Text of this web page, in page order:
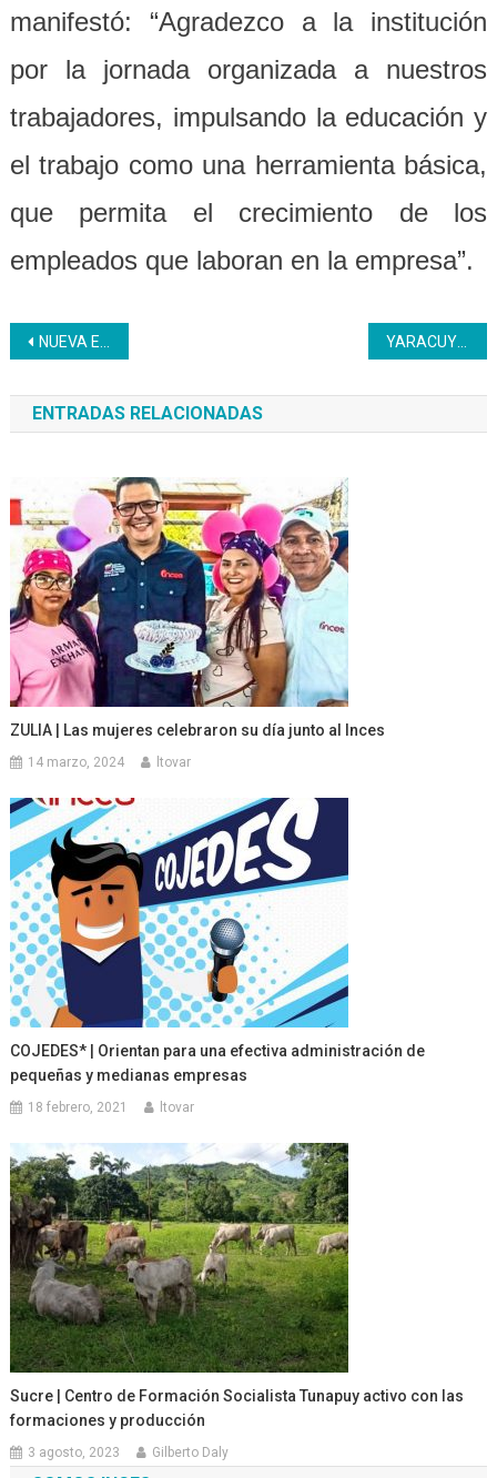
manifestó: “Agradezco a la institución
por la jornada organizada a nuestros
trabajadores, impulsando la educación y
el trabajo como una herramienta básica,
que permita el crecimiento de los
empleados que laboran en la empresa”.
Navegación
de
entradas
NUEVA ESPARTA | 20 Jóvenes del PNA culminaron su formación en Bolipuertos YARACUY | Culminó curso de elaboración de bolsos y morrales en tela
ENTRADAS RELACIONADAS
ZULIA | Las mujeres celebraron su día junto al Inces
14 marzo, 2024 ltovar
COJEDES* | Orientan para una efectiva administración de
pequeñas y medianas empresas
18 febrero, 2021 ltovar
Sucre | Centro de Formación Socialista Tunapuy activo con las
formaciones y producción
3 agosto, 2023 Gilberto Daly